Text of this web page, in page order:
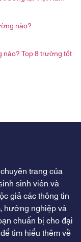
nào?
Top 8 trường tốt
trang của
sinh viên và
giả các thông tin
hướng nghiệp và
chuẩn bị cho đại
để tìm hiểu thêm về